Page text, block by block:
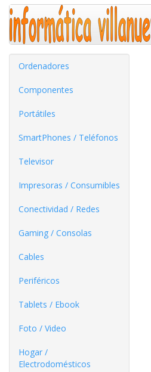
Ordenadores
Componentes
Portátiles
SmartPhones / Teléfonos
Televisor
Impresoras / Consumibles
Conectividad / Redes
Gaming / Consolas
Cables
Periféricos
Tablets / Ebook
Foto / Video
Hogar /
Electrodomésticos